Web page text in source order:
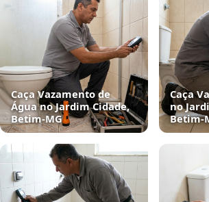
Caça Vazamento de
Água no Jardim Cidade,
Betim‑MG
Caça
no